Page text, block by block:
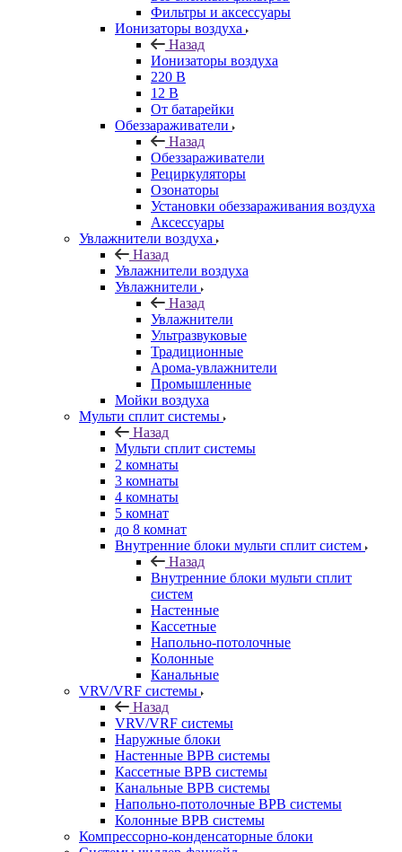
Фильтры и аксессуары
Ионизаторы воздуха
Назад
Ионизаторы воздуха
220 В
12 В
От батарейки
Обеззараживатели
Назад
Обеззараживатели
Рециркуляторы
Озонаторы
Установки обеззараживания воздуха
Аксессуары
Увлажнители воздуха
Назад
Увлажнители воздуха
Увлажнители
Назад
Увлажнители
Ультразвуковые
Традиционные
Арома-увлажнители
Промышленные
Мойки воздуха
Мульти сплит системы
Назад
Мульти сплит системы
2 комнаты
3 комнаты
4 комнаты
5 комнат
до 8 комнат
Внутренние блоки мульти сплит систем
Назад
Внутренние блоки мульти сплит
систем
Настенные
Кассетные
Напольно-потолочные
Колонные
Канальные
VRV/VRF системы
Назад
VRV/VRF системы
Наружные блоки
Настенные ВРВ системы
Кассетные ВРВ системы
Канальные ВРВ системы
Напольно-потолочные ВРВ системы
Колонные ВРВ системы
Компрессорно-конденсаторные блоки